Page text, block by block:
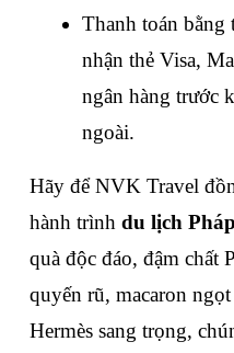
Thanh toán bằng
nhận thẻ Visa,
ngân hàng trước
ngoài.
Hãy để NVK Travel
hành trình du lịch Pháp
quà độc đáo, đậm chất
quyến rũ, macaron
Hermès sang trọng,